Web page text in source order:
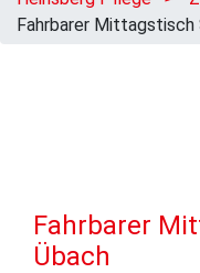
Fahrbarer
Fahrbarer
Übach